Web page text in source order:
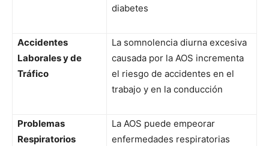
diabetes
Accidentes
Laborales y de
Tráfico
La somnolencia diurna excesiva
causada por la AOS incrementa
el riesgo de accidentes en el
trabajo y en la conducción
Problemas
Respiratorios
La AOS puede empeorar
enfermedades respiratorias